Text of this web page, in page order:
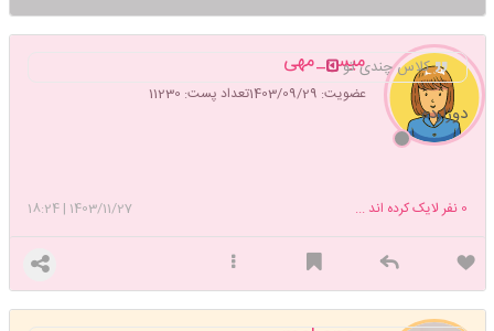
میس_مهی
عضویت: 1403/09/29 تعداد پست: 11230
کلاس چندی تو
دوزارده
1403/11/27
|
18:24 0 نفر لایک کرده اند ...